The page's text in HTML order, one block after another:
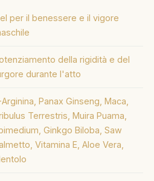
per il benessere e il vigore
della rigidità e del
durante l'atto
Panax Ginseng, Maca,
Terrestris, Muira Puama,
Ginkgo Biloba, Saw
Vitamina E, Aloe Vera,